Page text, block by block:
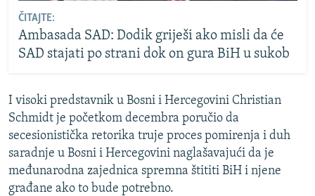
ČITAJTE:
Ambasada SAD: Dodik griješi ako misli da će
SAD stajati po strani dok on gura BiH u sukob
I visoki predstavnik u Bosni i Hercegovini Christian
Schmidt je početkom decembra poručio da
secesionistička retorika truje proces pomirenja i duh
saradnje u Bosni i Hercegovini naglašavajući da je
međunarodna zajednica spremna štititi BiH i njene
građane ako to bude potrebno.